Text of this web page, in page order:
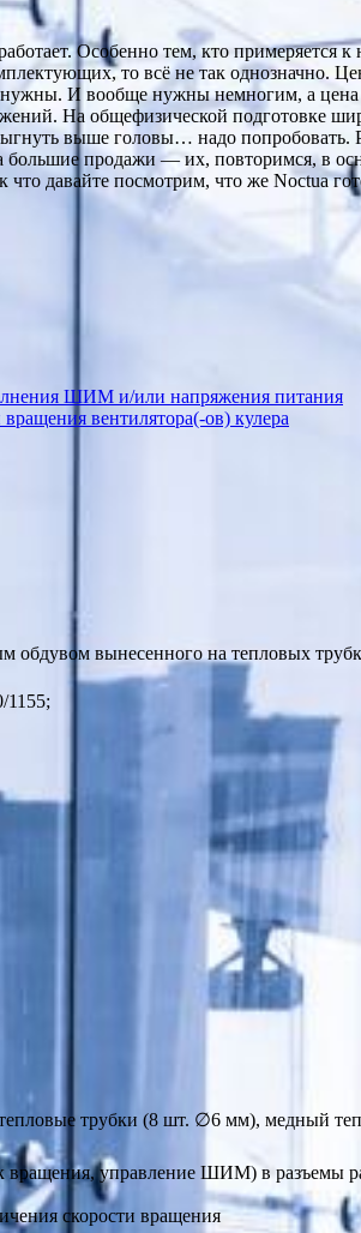
Особенно тем, кто примеряется
то всё не так однозначно.
И вообще нужны немногим, а цена
На общефизической подготовке
выше головы… надо попробовать.
продажи — их, повторимся, в
давайте посмотрим, что же Noctua
ШИМ и/или напряжения питания
вентилятора(-ов) кулера
обдувом вынесенного на тепловых
1155;
трубки (8 шт. ∅6 мм), медный
управление ШИМ) в разъемы
скорости вращения